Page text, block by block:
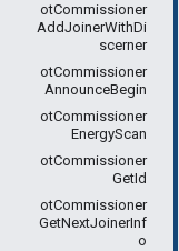
otCommissioner
AddJoinerWithDi
scerner
otCommissioner
AnnounceBegin
otCommissioner
EnergyScan
otCommissioner
GetId
otCommissioner
GetNextJoinerInf
o